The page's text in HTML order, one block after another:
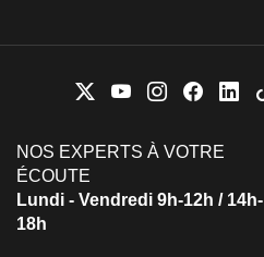
NOS EXPERTS À VOTRE
ÉCOUTE
Lundi - Vendredi 9h-12h / 14h-
18h